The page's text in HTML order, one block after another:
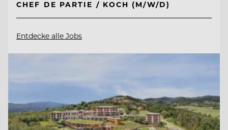
CHEF DE PARTIE / KOCH (M/W/D)
Entdecke alle Jobs